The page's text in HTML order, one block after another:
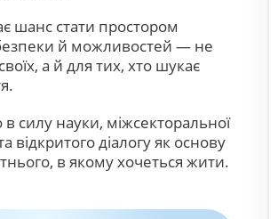
шанс стати простором
й можливостей — не
а й для тих, хто шукає
силу науки, міжсекторальної
відкритого діалогу як основу
в якому хочеться жити.